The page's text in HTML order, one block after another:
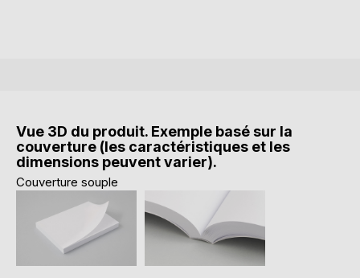
Vue 3D du produit. Exemple basé sur la
couverture (les caractéristiques et les
dimensions peuvent varier).
Couverture souple